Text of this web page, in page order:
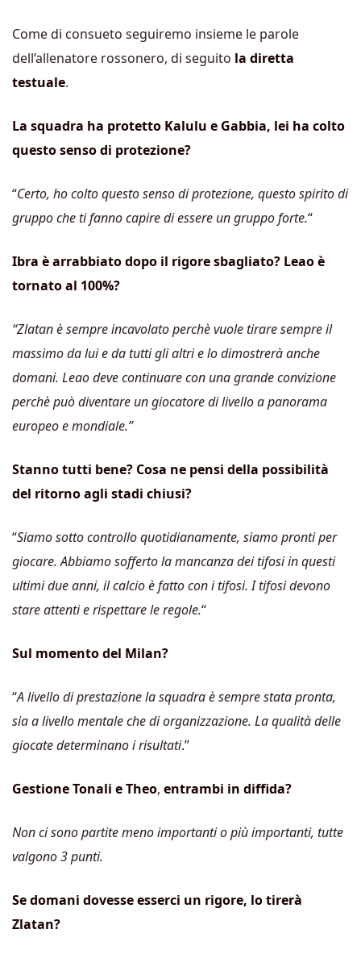
Come di consueto seguiremo insieme le parole
dell’allenatore rossonero, di seguito la diretta
testuale.
La squadra ha protetto Kalulu e Gabbia, lei ha colto
questo senso di protezione?
“Certo, ho colto questo senso di protezione, questo spirito di
gruppo che ti fanno capire di essere un gruppo forte.“
Ibra è arrabbiato dopo il rigore sbagliato? Leao è
tornato al 100%?
“Zlatan è sempre incavolato perchè vuole tirare sempre il
massimo da lui e da tutti gli altri e lo dimostrerà anche
domani. Leao deve continuare con una grande convizione
perchè può diventare un giocatore di livello a panorama
europeo e mondiale.”
Stanno tutti bene? Cosa ne pensi della possibilità
del ritorno agli stadi chiusi?
“Siamo sotto controllo quotidianamente, siamo pronti per
giocare. Abbiamo sofferto la mancanza dei tifosi in questi
ultimi due anni, il calcio è fatto con i tifosi. I tifosi devono
stare attenti e rispettare le regole.“
Sul momento del Milan?
“A livello di prestazione la squadra è sempre stata pronta,
sia a livello mentale che di organizzazione. La qualità delle
giocate determinano i risultati.”
Gestione Tonali e Theo, entrambi in diffida?
Non ci sono partite meno importanti o più importanti, tutte
valgono 3 punti.
Se domani dovesse esserci un rigore, lo tirerà
Zlatan?